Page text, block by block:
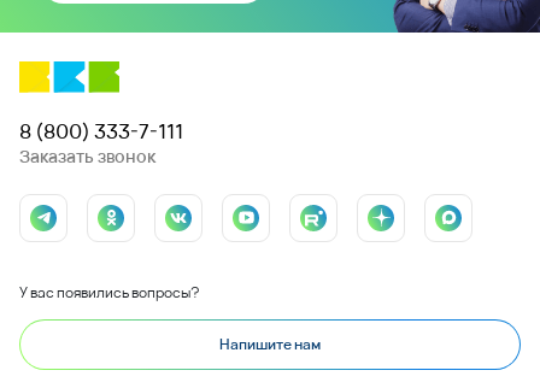
8 (800) 333-7-111
Заказать звонок
У вас появились вопросы?
Напишите нам